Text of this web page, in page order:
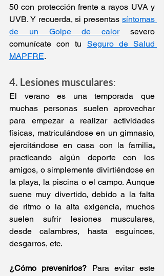
50 con protección frente a rayos UVA y
UVB. Y recuerda, si presentas síntomas
de un Golpe de calor severo
comunícate con tu Seguro de Salud
MAPFRE.
4. Lesiones musculares:
El verano es una temporada que
muchas personas suelen aprovechar
para empezar a realizar actividades
físicas, matriculándose en un gimnasio,
ejercitándose en casa con la familia
practicando algún deporte con los
amigos, o simplemente divirtiéndose en
la playa, la piscina o el campo. Aunque
suene muy divertido, debido a la falta
de ritmo o la alta exigencia, muchos
suelen sufrir lesiones musculares,
desde calambres, hasta esguinces,
desgarros, etc.
¿Cómo prevenirlos? Para evitar este